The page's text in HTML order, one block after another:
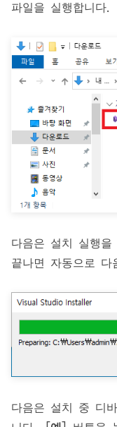
파일을 실행합니다.
다음은 설치 실행
끝나면 자동으로 다
다음은 설치 중 디